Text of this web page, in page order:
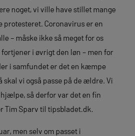
noget, vi ville have stillet mange
protesteret. Coronavirus er en
– måske ikke så meget for os
i øvrigt den løn – men for
i samfundet er det en kæmpe
skal vi også passe på de ældre. Vi
så derfor var det en fin
Tim Sparv til tipsbladet.dk.
men selv om passet i